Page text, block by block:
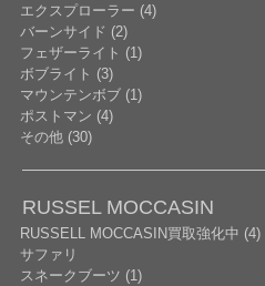
エクスプローラー (4)
バーンサイド (2)
フェザーライト (1)
ボブライト (3)
マウンテンボブ (1)
ポストマン (4)
その他 (30)
RUSSEL MOCCASIN
RUSSELL MOCCASIN買取強化中 (4)
サファリ
スネークブーツ (1)